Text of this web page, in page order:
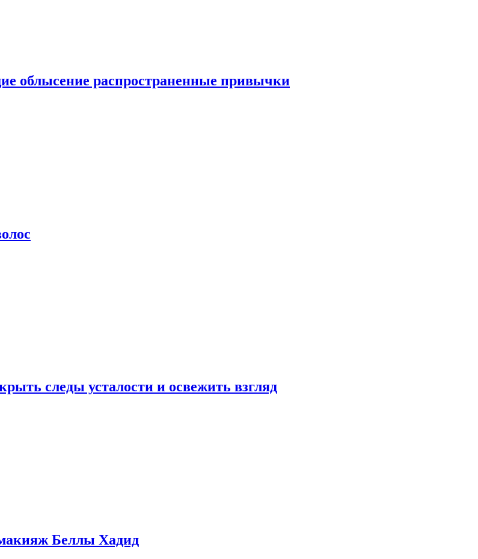
облысение распространенные привычки
следы усталости и освежить взгляд
Беллы Хадид